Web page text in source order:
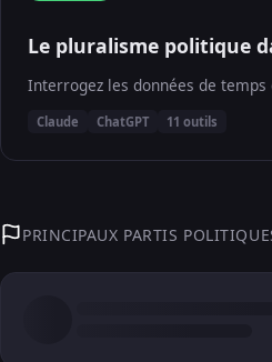
Le pluralisme politique
Interrogez les données de
Claude ChatGPT 11 outils
PRINCIPAUX PARTIS